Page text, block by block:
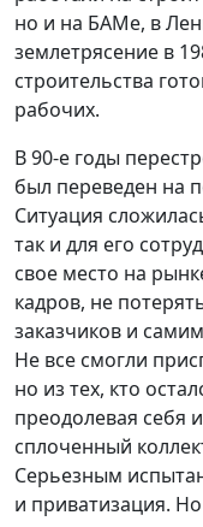
но и на БАМе, в
землетрясение в
строительства
рабочих.
В 90-е годы
был переведен на
Ситуация
так и для его
свое место на
кадров, не
заказчиков и
Не все смогли
но из тех, кто
преодолевая себя
сплоченный
Серьезным
и приватизация.